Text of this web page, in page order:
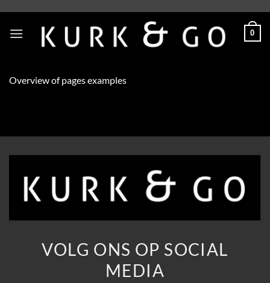
content
0
Overview of pages examples
VOLG ONS OP SOCIAL
MEDIA